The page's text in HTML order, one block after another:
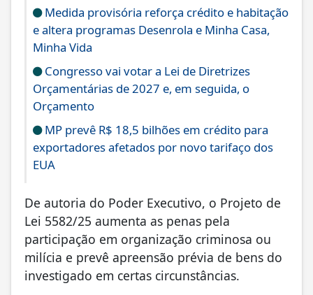
Medida provisória reforça crédito e habitação
e altera programas Desenrola e Minha Casa,
Minha Vida
Congresso vai votar a Lei de Diretrizes
Orçamentárias de 2027 e, em seguida, o
Orçamento
MP prevê R$ 18,5 bilhões em crédito para
exportadores afetados por novo tarifaço dos
EUA
De autoria do Poder Executivo, o Projeto de
Lei 5582/25 aumenta as penas pela
participação em organização criminosa ou
milícia e prevê apreensão prévia de bens do
investigado em certas circunstâncias.